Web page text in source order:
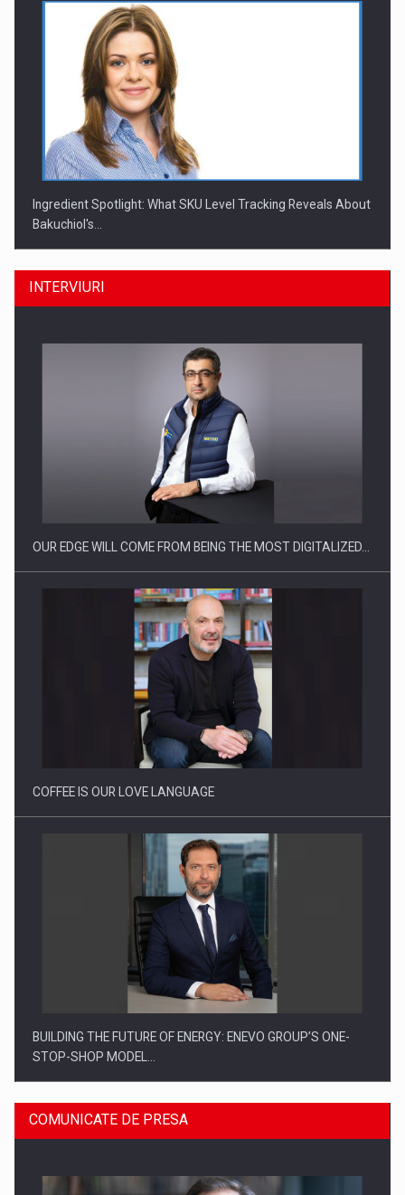
Ingredient Spotlight: What SKU Level Tracking Reveals About
Bakuchiol's…
Producatorii si comerciantii care nu se supun noilor
Proteinmaxxing and the Future of Protein Demand
INTERVIURI
OUR EDGE WILL COME FROM BEING THE MOST DIGITALIZED…
COFFEE IS OUR LOVE LANGUAGE
BUILDING THE FUTURE OF ENERGY: ENEVO GROUP’S ONE-
STOP-SHOP MODEL…
COMUNICATE DE PRESA